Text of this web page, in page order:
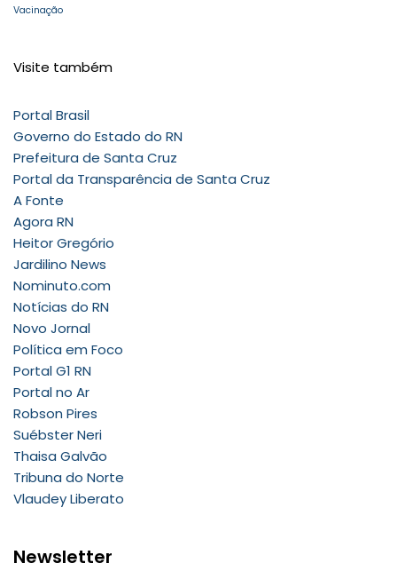
Vacinação
Visite também
Portal Brasil
Governo do Estado do RN
Prefeitura de Santa Cruz
Portal da Transparência de Santa Cruz
A Fonte
Agora RN
Heitor Gregório
Jardilino News
Nominuto.com
Notícias do RN
Novo Jornal
Política em Foco
Portal G1 RN
Portal no Ar
Robson Pires
Suébster Neri
Thaisa Galvão
Tribuna do Norte
Vlaudey Liberato
Newsletter